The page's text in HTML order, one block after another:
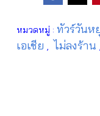
หมวดหมู่ : ทัวร์วันห
เอเชีย
ไม่ลงร้าน